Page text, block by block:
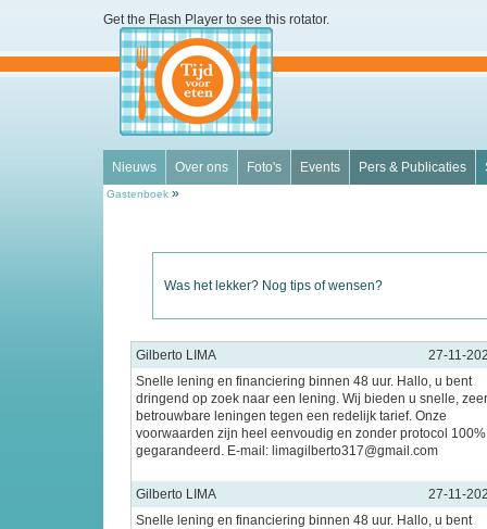
Get the Flash Player to see this rotator.
Nieuws Over ons Foto's Events Pers & Publicaties
Gastenboek »
Was het lekker? Nog tips of wensen?
Gilberto LIMA
27-11-
Snelle lening en financiering binnen 48 uur. Hallo, u bent
dringend op zoek naar een lening. Wij bieden u snelle, zeer
betrouwbare leningen tegen een redelijk tarief. Onze
voorwaarden zijn heel eenvoudig en zonder protocol 100%
gegarandeerd. E-mail: limagilberto317@gmail.com
Gilberto LIMA
27-11-
Snelle lening en financiering binnen 48 uur. Hallo, u bent